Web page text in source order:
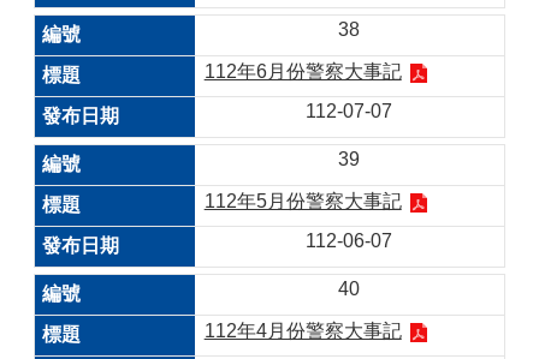
38
112年6月份警察大事記
112-07-07
39
112年5月份警察大事記
112-06-07
40
112年4月份警察大事記